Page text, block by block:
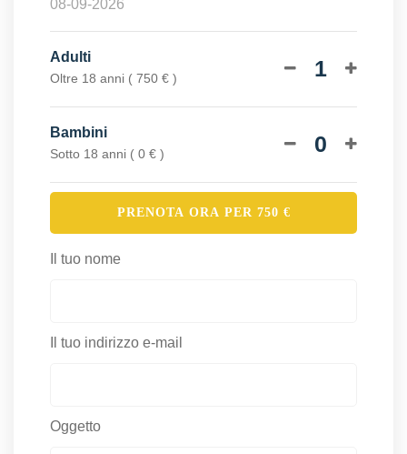
Adulti
Oltre 18 anni ( 750 € ) 1
Bambini
Sotto 18 anni ( 0 € ) 0
PRENOTA ORA PER 750 €
Il tuo nome
Il tuo indirizzo e-mail
Oggetto